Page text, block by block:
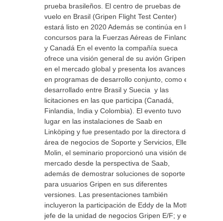
prueba brasileños. El centro de pruebas de
vuelo en Brasil (Gripen Flight Test Center)
estará listo en 2020 Además se continúa en los
concursos para la Fuerzas Aéreas de Finlandia
y Canadá En el evento la compañía sueca
ofrece una visión general de su avión Gripen
en el mercado global y presenta los avances
en programas de desarrollo conjunto, como el
desarrollado entre Brasil y Suecia y las
licitaciones en las que participa (Canadá,
Finlandia, India y Colombia). El evento tuvo
lugar en las instalaciones de Saab en
Linköping y fue presentado por la directora del
área de negocios de Soporte y Servicios, Ellen
Molin, el seminario proporcionó una visión del
mercado desde la perspectiva de Saab,
además de demostrar soluciones de soporte
para usuarios Gripen en sus diferentes
versiones. Las presentaciones también
incluyeron la participación de Eddy de la Motte,
jefe de la unidad de negocios Gripen E/F; y el